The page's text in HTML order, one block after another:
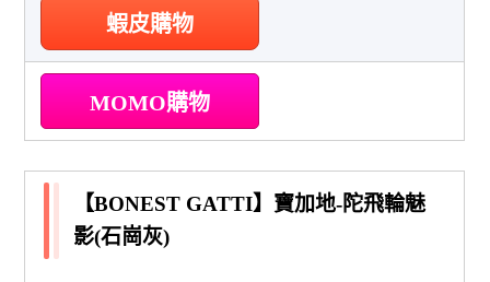
蝦皮購物
MOMO購物
【BONEST GATTI】寶加地-陀飛輪魅
影(石崗灰)